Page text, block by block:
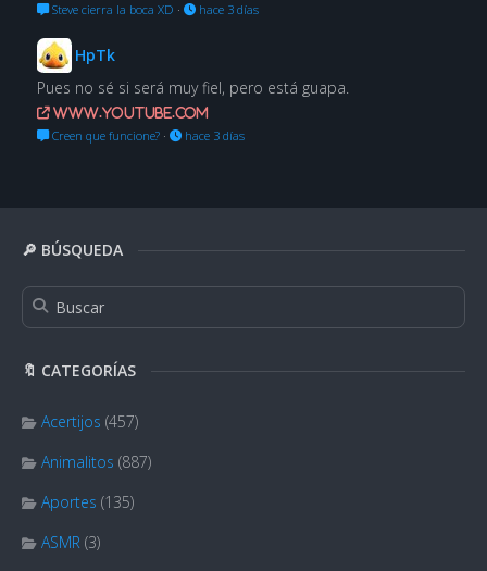
🔎 BÚSQUEDA
🔖 CATEGORÍAS
Acertijos (457)
Animalitos (887)
Aportes (135)
ASMR (3)
Steve cierra la boca XD · hace 3 días
HpTk
Pues no sé si será muy fiel, pero está guapa.
www.youtube.com
Creen que funcione?· hace 3 días